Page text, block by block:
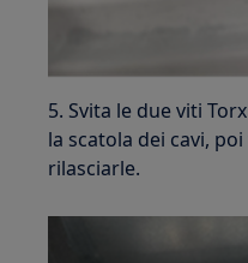
5. Svita le due viti
la scatola dei cavi,
rilasciarle.